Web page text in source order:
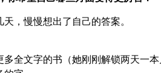
，慢慢想出了自己的答案。
多全文字的书（她刚刚解锁两天一本